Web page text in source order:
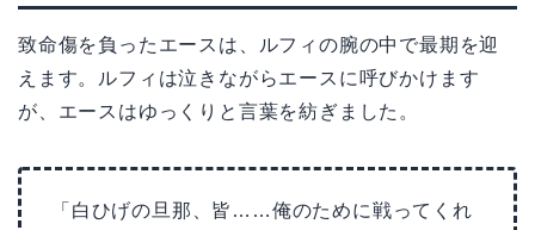
致命傷を負ったエースは、ルフィの腕の中で最期を迎
えます。ルフィは泣きながらエースに呼びかけます
が、エースはゆっくりと言葉を紡ぎました。
「白ひげの旦那、皆……俺のために戦ってくれ